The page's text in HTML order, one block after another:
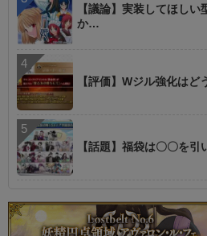
【議論】実装してほし
か…
【評価】Wジル強化はど
【話題】福袋は〇〇を引